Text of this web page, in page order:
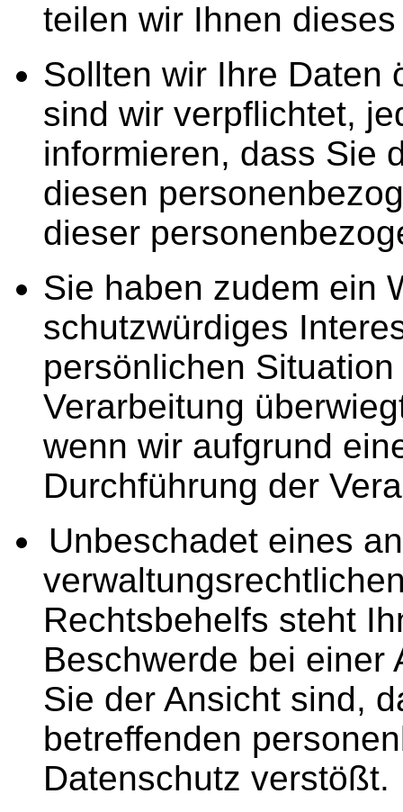
teilen wir Ihnen
Sollten wir Ihre Daten
sind wir verpflichtet,
informieren, dass Sie
diesen
dieser
Sie haben zudem ein
schutzwürdiges
persönlichen
Verarbeitung
wenn wir aufgrund
Durchführung der
Unbeschadet eines
Rechtsbehelfs steht
Beschwerde bei einer
Sie der Ansicht sind,
betreffenden
Datenschutz verstößt.